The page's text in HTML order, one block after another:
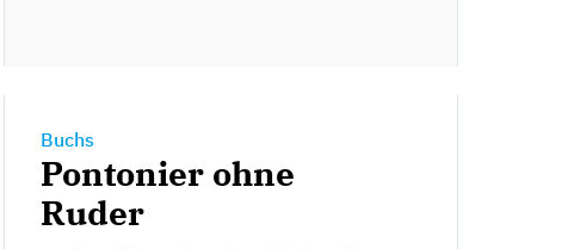
Buchs
Pontonier ohne
Ruder